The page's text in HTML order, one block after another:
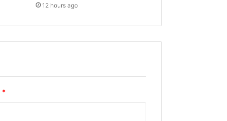
12 hours ago
*